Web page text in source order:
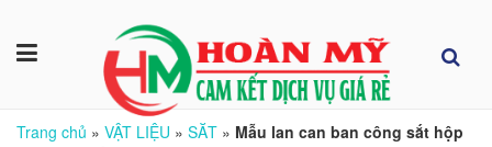
Trang chủ » VẬT LIỆU » SĂT » Mẫu lan can ban công sắt hộp